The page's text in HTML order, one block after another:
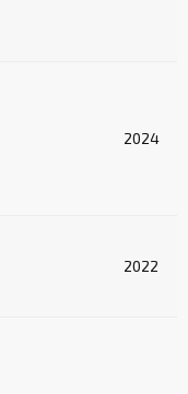
2024
2022